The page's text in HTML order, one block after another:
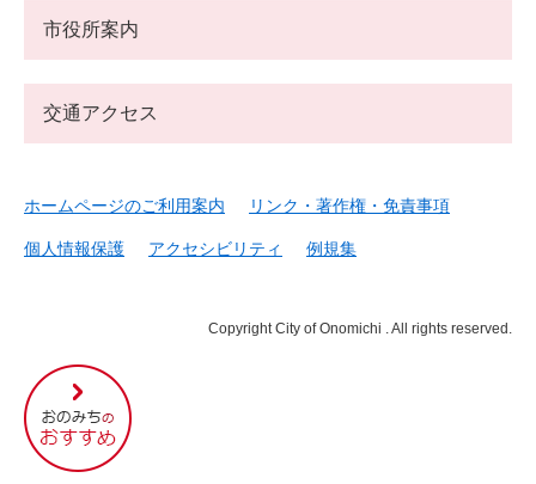
尾
道
市
の
市役所案内
交通アクセス
ホームページのご利用案内 リンク・著作権・免責事項
個人情報保護 アクセシビリティ 例規集
Copyright City of Onomichi . All rights reserved.